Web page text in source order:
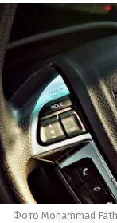
Фото Mohammad